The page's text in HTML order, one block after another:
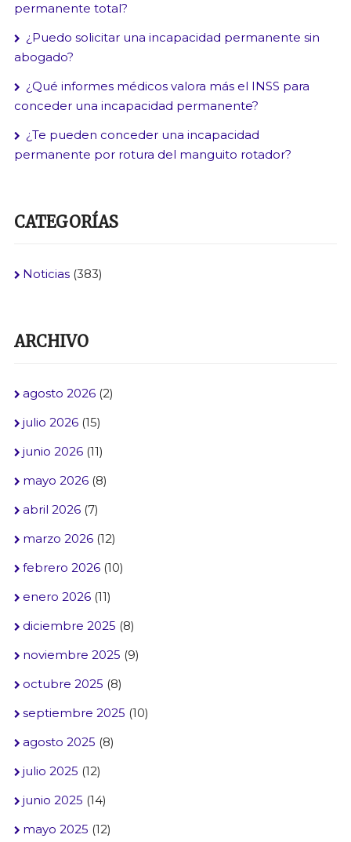
permanente total?
¿Puedo solicitar una incapacidad permanente sin
abogado?
¿Qué informes médicos valora más el INSS para
conceder una incapacidad permanente?
¿Te pueden conceder una incapacidad
permanente por rotura del manguito rotador?
CATEGORÍAS
Noticias(383)
ARCHIVO
agosto 2026(2)
julio 2026(15)
junio 2026(11)
mayo 2026(8)
abril 2026(7)
marzo 2026(12)
febrero 2026(10)
enero 2026(11)
diciembre 2025 (8)
noviembre 2025 (9)
octubre 2025 (8)
septiembre 2025 (10)
agosto 2025 (8)
julio 2025 (12)
junio 2025 (14)
mayo 2025 (12)